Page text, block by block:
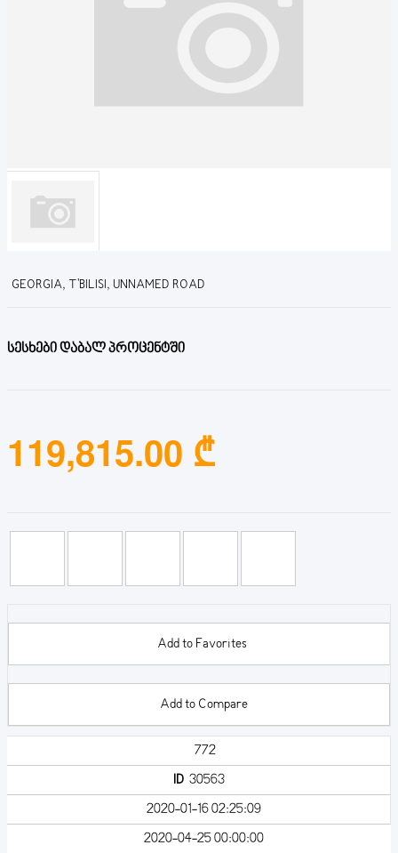
GEORGIA, T'BILISI, UNNAMED ROAD
სესხები დაბალ პროცენტში
119,815.00 ₾
Add to Favorites
Add to Compare
772
ID30563
2020-01-16 02:25:09
2020-04-25 00:00:00